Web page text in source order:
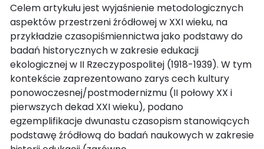
Celem artykułu jest wyjaśnienie metodologicznych
aspektów przestrzeni źródłowej w XXI wieku, na
przykładzie czasopiśmiennictwa jako podstawy do
badań historycznych w zakresie edukacji
ekologicznej w II Rzeczypospolitej (1918-1939). W tym
kontekście zaprezentowano zarys cech kultury
ponowoczesnej/postmodernizmu (II połowy XX i
pierwszych dekad XXI wieku), podano
egzemplifikacje dwunastu czasopism stanowiących
podstawę źródłową do badań naukowych w zakresie